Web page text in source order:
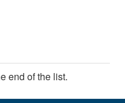
end of the list.